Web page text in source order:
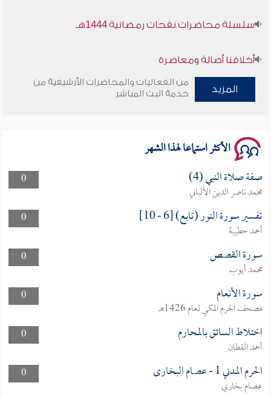
سلسلة محاضرات نفحات رمضانية 1444هـ
أخلاقنا أصالة ومعاصرة
وأمنهم من خوف 9
المزيد
من الفعاليات والمحاضرات الأرشيفية من
خدمة البث المباشر
الأكثر استماعا لهذا الشهر
0 صفة صلاة النبي (4)
محمد ناصر الدين الألباني
0
تفسير سورة النور (تابع) [6 - 10]
أحمد حطيبة
0
سورة القصص
محمد أيوب
0
سورة الأنعام
مصحف الحرم المكي لعام 1426هـ
0
اختلاط السائق بالمحارم
أحمد القطان
0
الحرم المدني 1 - عصام البخارى
عصام بخاري